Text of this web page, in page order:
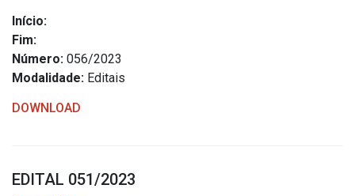
Início:
Fim:
Número: 056/2023
Modalidade: Editais
DOWNLOAD
EDITAL 051/2023